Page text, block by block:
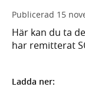
Publicerad 15
Här kan du ta
har remitterat
Ladda ner: